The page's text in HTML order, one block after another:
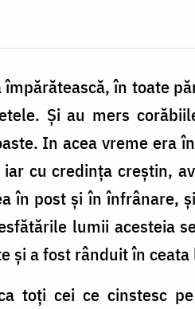
în toate
Și au mers
In acea vreme era
cu credința creștin,
în post și în înfrânare,
lumii acesteia
și a fost rânduit în
toți cei ce cinstesc